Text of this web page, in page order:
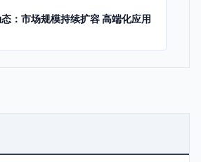
：市场规模持续扩容 高端化应用